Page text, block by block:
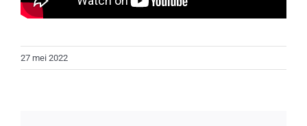
27 mei 2022